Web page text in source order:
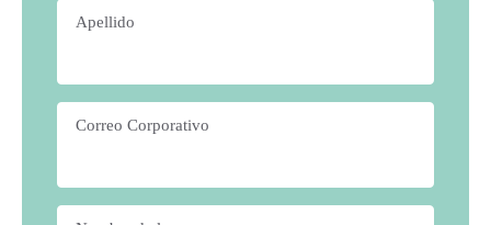
Apellido
Correo Corporativo